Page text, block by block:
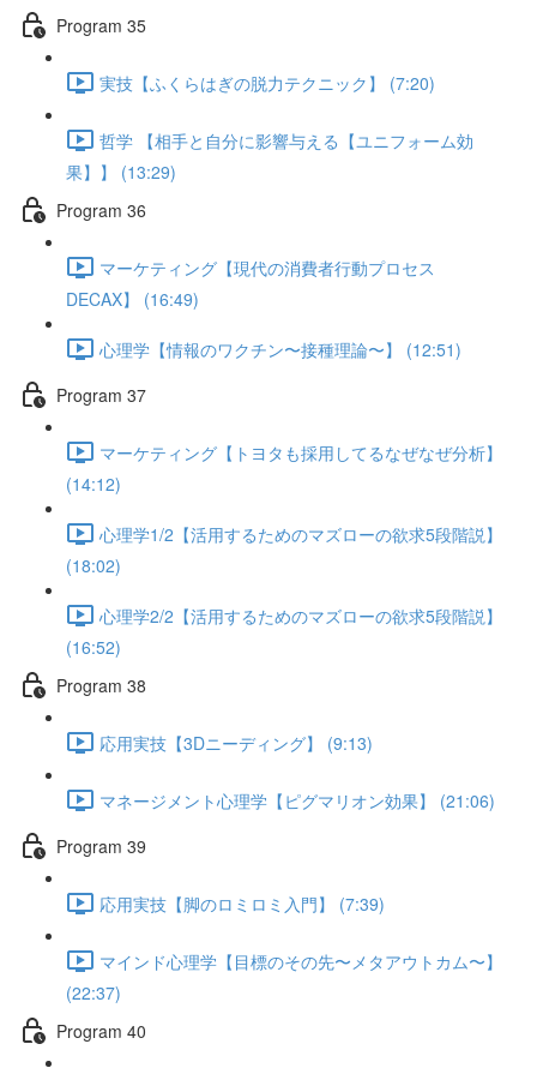
Program 35
実技【ふくらはぎの脱力テクニック】 (7:20)
哲学 【相手と自分に影響与える【ユニフォーム効
果】】 (13:29)
Program 36
マーケティング【現代の消費者行動プロセス
DECAX】 (16:49)
心理学【情報のワクチン〜接種理論〜】 (12:51)
Program 37
マーケティング【トヨタも採用してるなぜなぜ分析】
(14:12)
心理学1/2【活用するためのマズローの欲求5段階説】
(18:02)
心理学2/2【活用するためのマズローの欲求5段階説】
(16:52)
Program 38
応用実技【3Dニーディング】 (9:13)
マネージメント心理学【ピグマリオン効果】 (21:06)
Program 39
応用実技【脚のロミロミ入門】 (7:39)
マインド心理学【目標のその先〜メタアウトカム〜】
(22:37)
Program 40